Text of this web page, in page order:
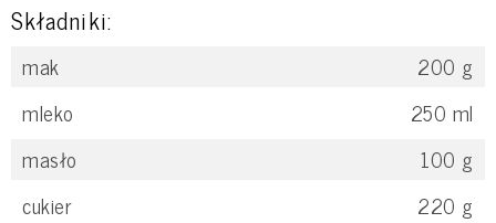
Składniki:
mak 200 g
mleko
250 ml
masło
100 g
cukier
220 g